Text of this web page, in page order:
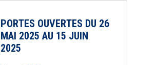
PORTES OUVERTES DU 26
MAI 2025 AU 15 JUIN
2025